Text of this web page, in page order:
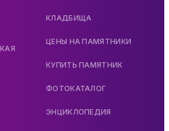
КЛАДБИЩА
ЦЕНЫ НА ПАМЯТНИКИ
КУПИТЬ ПАМЯТНИК
ФОТОКАТАЛОГ
ЭНЦИКЛОПЕДИЯ